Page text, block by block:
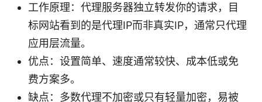
工作原理：代理服务器独立转发你的请求，目
标网站看到的是代理IP而非真实IP，通常只代理
应用层流量。
优点：设置简单、速度通常较快、成本低或免
费方案多。
缺点：多数代理不加密或只有轻量加密，易被